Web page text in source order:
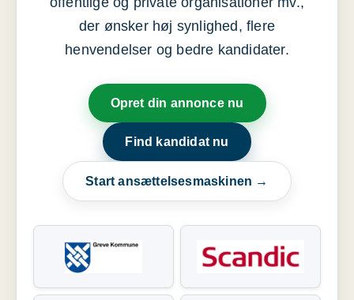
der ønsker høj synlighed, flere
henvendelser og bedre kandidater.
Opret din annonce nu
Find kandidat nu
Start ansættelsesmaskinen →